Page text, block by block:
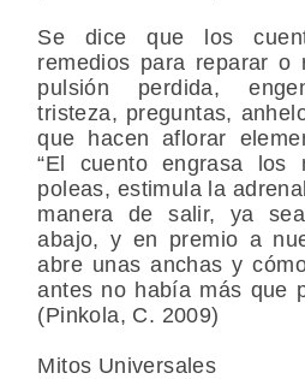
Se dice que los
remedios para reparar o
pulsión perdida,
tristeza, preguntas,
que hacen aflorar
“El cuento engrasa los
poleas, estimula la
manera de salir, ya
abajo, y en premio a
abre unas anchas y
antes no había más que
(Pinkola, C. 2009)
Mitos Universales